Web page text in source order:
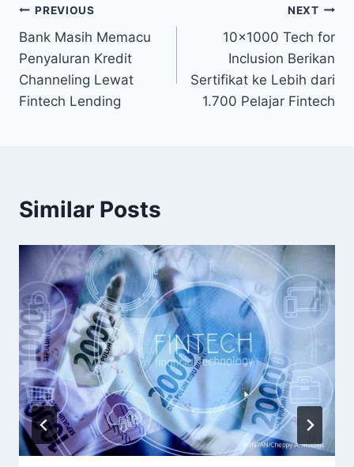
Post
navigation
PREVIOUS
Bank Masih Memacu
Penyaluran Kredit
Channeling Lewat
Fintech Lending
NEXT
10×1000 Tech for
Inclusion Berikan
Sertifikat ke Lebih dari
1.700 Pelajar Fintech
Similar Posts